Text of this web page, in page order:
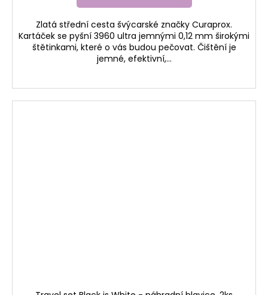
Zlatá střední cesta švýcarské značky Curaprox.
Kartáček se pyšní 3960 ultra jemnými 0,12 mm širokými
štětinkami, které o vás budou pečovat. Čištění je
jemné, efektivní,...